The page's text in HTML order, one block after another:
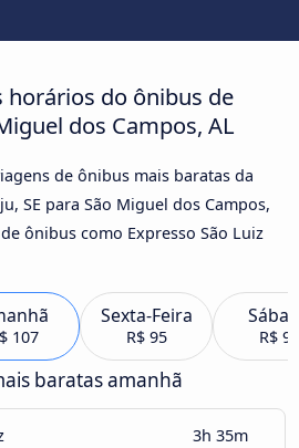
horários do ônibus de
dos Campos, AL
de ônibus mais baratas da
SE para São Miguel dos Campos,
ônibus como Expresso São Luiz
107
Sexta-Feira
R$ 95 R$ 95
baratas amanhã
3h 35m